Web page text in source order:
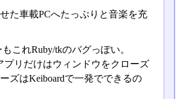
た車載PCへたっぷりと音楽を充
これRuby/tkのバグっぽい。
リだけはウィンドウをクローズ
ズはKeiboardで一発でできるの